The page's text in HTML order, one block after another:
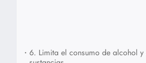
• 6. Limita el consumo de alcohol y